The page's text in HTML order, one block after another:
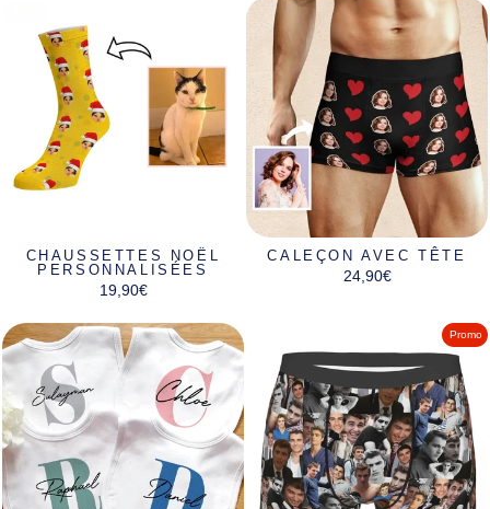
CHAUSSETTES NOËL
PERSONNALISÉES
19,90€
CALEÇON AVEC TÊTE
24,90€
Promo